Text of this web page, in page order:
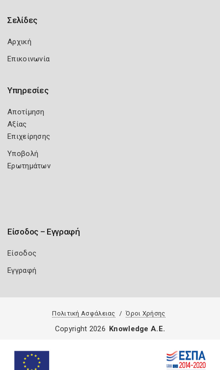
Σελίδες
Αρχική
Επικοινωνία
Υπηρεσίες
Αποτίμηση
Αξίας
Επιχείρησης
Υποβολή
Ερωτημάτων
Είσοδος – Εγγραφή
Είσοδος
Εγγραφή
Πολιτική Ασφάλειας Όροι Χρήσης
Copyright 2026 Knowledge A.E.